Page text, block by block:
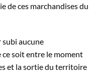
de ces marchandises du
subi aucune
soit entre le moment
et la sortie du territoire